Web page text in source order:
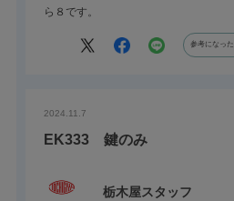
ら８です。
参考になった
2024.11.7
EK333 鍵のみ
栃木屋スタッフ